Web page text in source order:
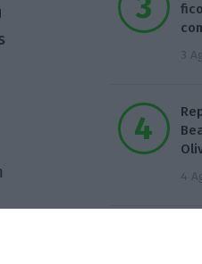
3
4